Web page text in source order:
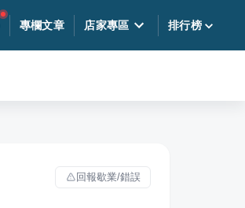
專欄文章 店家專區 排行榜
回報歇業/錯誤